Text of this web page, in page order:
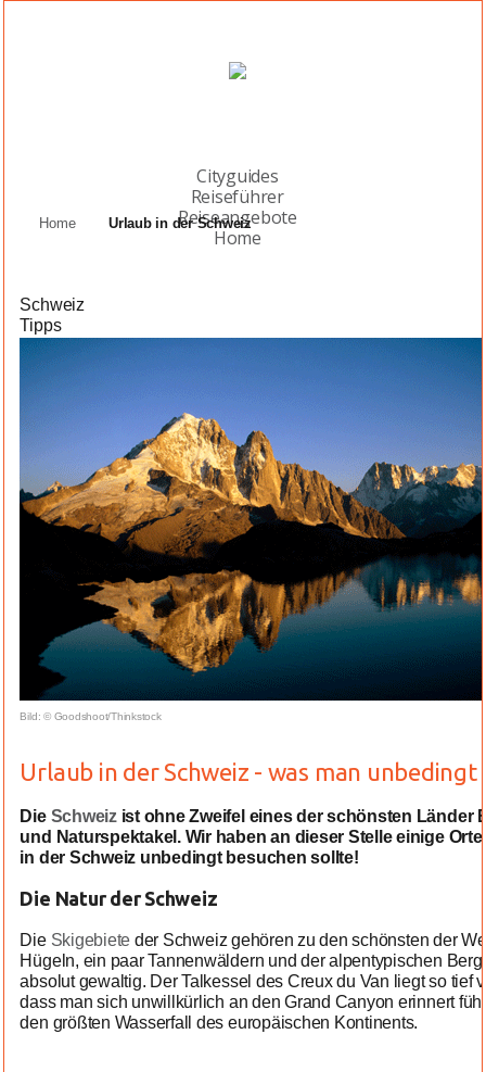
Cityguides
Reiseführer
Reiseangebote
Home
Home Urlaub in der Schweiz
Schweiz
Tipps
Bild: © Goodshoot/Thinkstock
Urlaub in der Schweiz - was man unbedingt
Die Schweizist ohne Zweifel eines der schönsten Länder
und Naturspektakel. Wir haben an dieser Stelle einige
in der Schweiz unbedingt besuchen sollte!
Die Natur der Schweiz
Die Skigebiete der Schweiz gehören zu den schönsten der
Hügeln, ein paar Tannenwäldern und der alpentypischen
absolut gewaltig. Der Talkessel des Creux du Van liegt so tief
dass man sich unwillkürlich an den Grand Canyon erinnert
den größten Wasserfall des europäischen Kontinents.